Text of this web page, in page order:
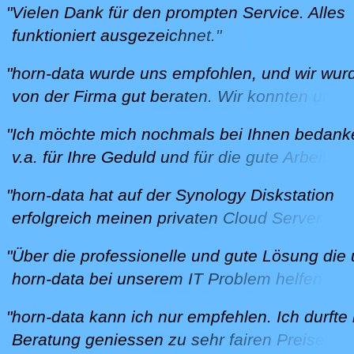
freuen wir uns auf eine weitere
und bedanken uns herzlich bei horn-data!"
"Vielen Dank für den prompten Service. Alles
funktioniert ausgezeichnet."
"horn-data wurde uns empfohlen, und wir
von der Firma gut beraten. Wir konnten
Alles fand ohne Zeitdruck statt, was wir als
angenehm empfanden, und wir haben für
Belange einen kompetenten Ansprech-
U. aus Lengnau am 26.7.2020
"Ich möchte mich nochmals bei Ihnen
v.a. für Ihre Geduld und für die gute Arbeit."
"horn-data hat auf der Synology Diskstation
erfolgreich meinen privaten Cloud Server
Rechner in unserem Haushalt und als
für alle meine mobilen Geräte (2x
Ipad) verwende.
Ausgangslage war ein lokaler Synology
"Über die professionelle und gute Lösung die
horn-data bei unserem IT Problem helfen
beraten und fühlte mich bei horn-data
ernstgenommen. Auch ist zu erwähnen wie
"horn-data kann ich nur empfehlen. Ich durfte
Beratung geniessen zu sehr fairen Preisen.